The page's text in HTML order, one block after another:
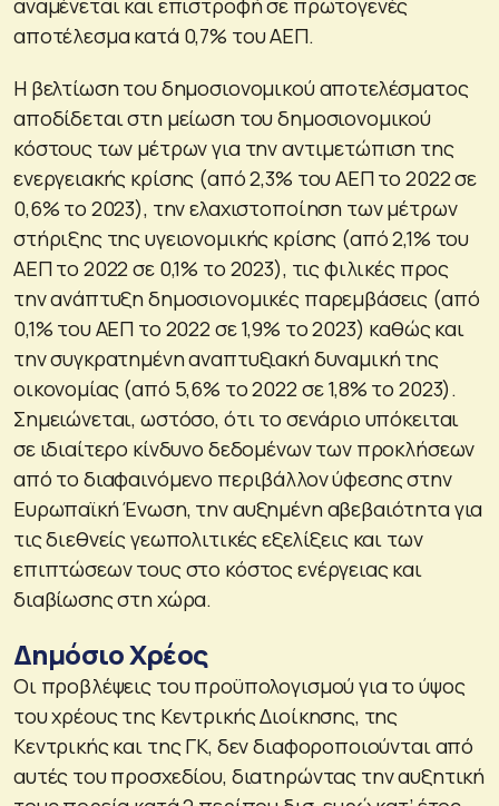
αποτέλεσμα κατά 0,7% του ΑΕΠ.
Η βελτίωση του δημοσιονομικού αποτελέσματος
αποδίδεται στη μείωση του δημοσιονομικού
κόστους των μέτρων για την αντιμετώπιση της
ενεργειακής κρίσης (από 2,3% του ΑΕΠ το 2022 σε
0,6% το 2023), την ελαχιστοποίηση των μέτρων
στήριξης της υγειονομικής κρίσης (από 2,1% του
ΑΕΠ το 2022 σε 0,1% το 2023), τις φιλικές προς
την ανάπτυξη δημοσιονομικές παρεμβάσεις (από
0,1% του ΑΕΠ το 2022 σε 1,9% το 2023) καθώς και
την συγκρατημένη αναπτυξιακή δυναμική της
οικονομίας (από 5,6% το 2022 σε 1,8% το 2023).
Σημειώνεται, ωστόσο, ότι το σενάριο υπόκειται
σε ιδιαίτερο κίνδυνο δεδομένων των προκλήσεων
από το διαφαινόμενο περιβάλλον ύφεσης στην
Ευρωπαϊκή Ένωση, την αυξημένη αβεβαιότητα για
τις διεθνείς γεωπολιτικές εξελίξεις και των
επιπτώσεων τους στο κόστος ενέργειας και
διαβίωσης στη χώρα.
Δημόσιο Χρέος
Οι προβλέψεις του προϋπολογισμού για το ύψος
του χρέους της Κεντρικής Διοίκησης, της
Κεντρικής και της ΓΚ, δεν διαφοροποιούνται από
αυτές του προσχεδίου, διατηρώντας την αυξητική